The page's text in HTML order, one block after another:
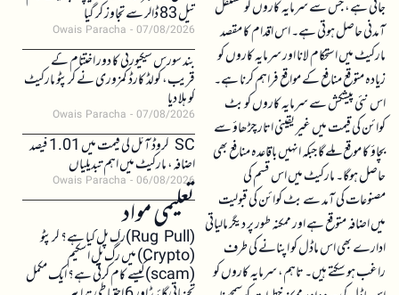
جاتی ہے، جس سے سرمایہ کاروں کو مستقل
آمدنی حاصل ہوتی ہے۔ اس اقدام کا مقصد
مارکیٹ میں استحکام لانا اور سرمایہ کاروں کو
زیادہ متوقع منافع کے مواقع فراہم کرنا ہے۔
اس نئی پیشکش سے سرمایہ کاروں کو بٹ
کوائن کی قیمت میں غیر یقینی اتار چڑھاؤ سے
بچاؤ کا موقع ملے گا جبکہ انہیں باقاعدہ منافع بھی
حاصل ہوگا۔ مارکیٹ میں اس قسم کی
مصنوعات کی آمد سے بٹ کوائن کی قبولیت
میں اضافہ متوقع ہے اور ممکنہ طور پر دیگر مالیاتی
ادارے بھی اس ماڈل کو اپنانے کی طرف
راغب ہو سکتے ہیں۔ تاہم، سرمایہ کاروں کو
تیل 83 ڈالر سے تجاوز کر گیا
Owais Paracha 07/08/2026
بند سورس سیکیورٹی کا دور اختتام کے
قریب، کولڈ کارڈ کمزوری نے کرپٹو مارکیٹ
کو ہلا دیا
Owais Paracha 07/08/2026
SC کروڈ آئل کی قیمت میں 1.01 فیصد
اضافہ، مارکیٹ میں اہم تبدیلیاں
Owais Paracha 06/08/2026
تعلیمی مواد(Rug Pull)رگ پل کیا ہے؟ کرپٹو
(Crypto) میں رگ پل اسکیم
(scam)کیسے کام کرتی ہے؟ ایک مکمل